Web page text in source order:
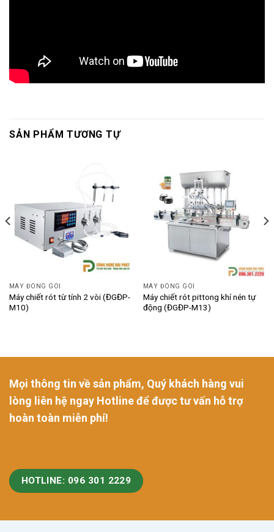
SẢN PHẨM TƯƠNG TỰ
MÁY ĐÓNG GÓI
Máy chiết rót từ tính 2 vòi (ĐGĐP-
M10)
MÁY ĐÓNG GÓI
Máy chiết rót pittong khí nén tự
động (ĐGĐP-M13)
Mọi thông tin về sản phẩm, Quý khách hàng vui
lòng liên hệ ngay Hotline để được tư vấn hỗ trợ
hoàn toàn miễn phí!
HOTLINE: 096 301 2229